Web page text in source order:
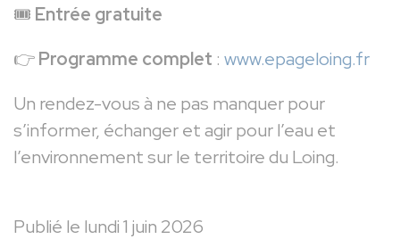
🎟️ Entrée gratuite
👉Programme complet : www.epageloing.fr
Un rendez-vous à ne pas manquer pour
s’informer, échanger et agir pour l’eau et
l’environnement sur le territoire du Loing.
Publié le lundi 1 juin 2026